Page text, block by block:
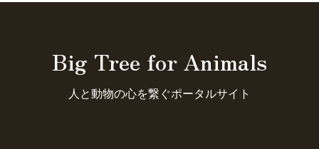
Big Tree for Animals
人と動物の心を繋ぐポータルサイト